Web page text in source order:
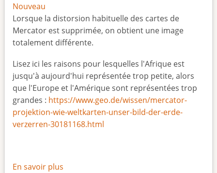
Nouveau
Lorsque la distorsion habituelle des cartes de
Mercator est supprimée, on obtient une image
totalement différente.
Lisez ici les raisons pour lesquelles l'Afrique est
jusqu'à aujourd'hui représentée trop petite, alors
que l'Europe et l'Amérique sont représentées trop
grandes : https://www.geo.de/wissen/mercator-
projektion-wie-weltkarten-unser-bild-der-erde-
verzerren-30181168.html
En savoir plus